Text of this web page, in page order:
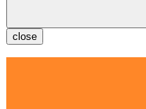
close